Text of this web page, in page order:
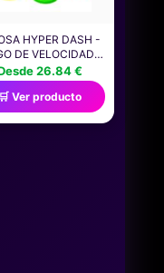
HYPER DASH -
DE VELOCIDAD Y
DE 1 A 10
INCLUYE 3
DE COLORES Y
26.84 €
🛒 Ver producto